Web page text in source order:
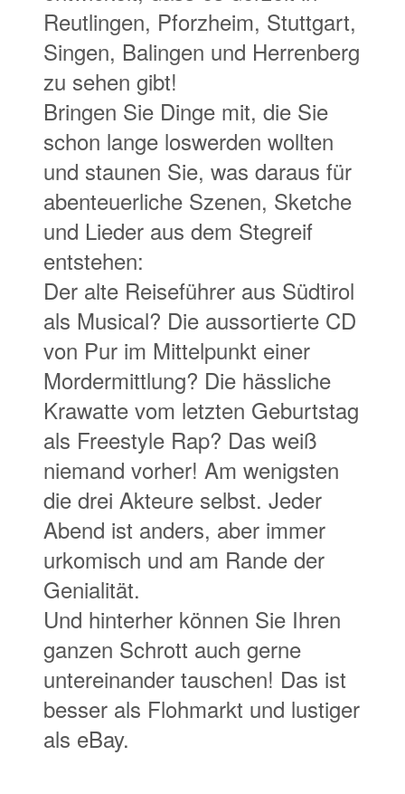
abenteuerliche Szenen, Sketche
und Lieder aus dem Stegreif
entstehen:
Der alte Reiseführer aus Südtirol
als Musical? Die aussortierte CD
von Pur im Mittelpunkt einer
Mordermittlung? Die hässliche
Krawatte vom letzten Geburtstag
als Freestyle Rap? Das weiß
niemand vorher! Am wenigsten
die drei Akteure selbst. Jeder
Abend ist anders, aber immer
urkomisch und am Rande der
Genialität.
Und hinterher können Sie Ihren
ganzen Schrott auch gerne
untereinander tauschen! Das ist
besser als Flohmarkt und lustiger
als eBay.
5. OKTOBER 2022
Ellsässer und Nacken – Narri Narro
Alaaf